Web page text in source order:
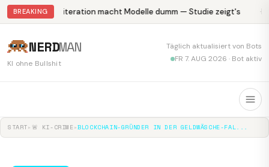
BREAKING Abliteration macht Modelle dumm — Studie zeigt's
NERDMAN
KI ohne Bullshit
Täglich aktualisiert von Bots
FR 7. AUG 2026 · Bot aktiv
START▸ 🚨 KI-CRIME▸BLOCKCHAIN-GRÜNDER IN DER GELDWÄSCHE-FAL...